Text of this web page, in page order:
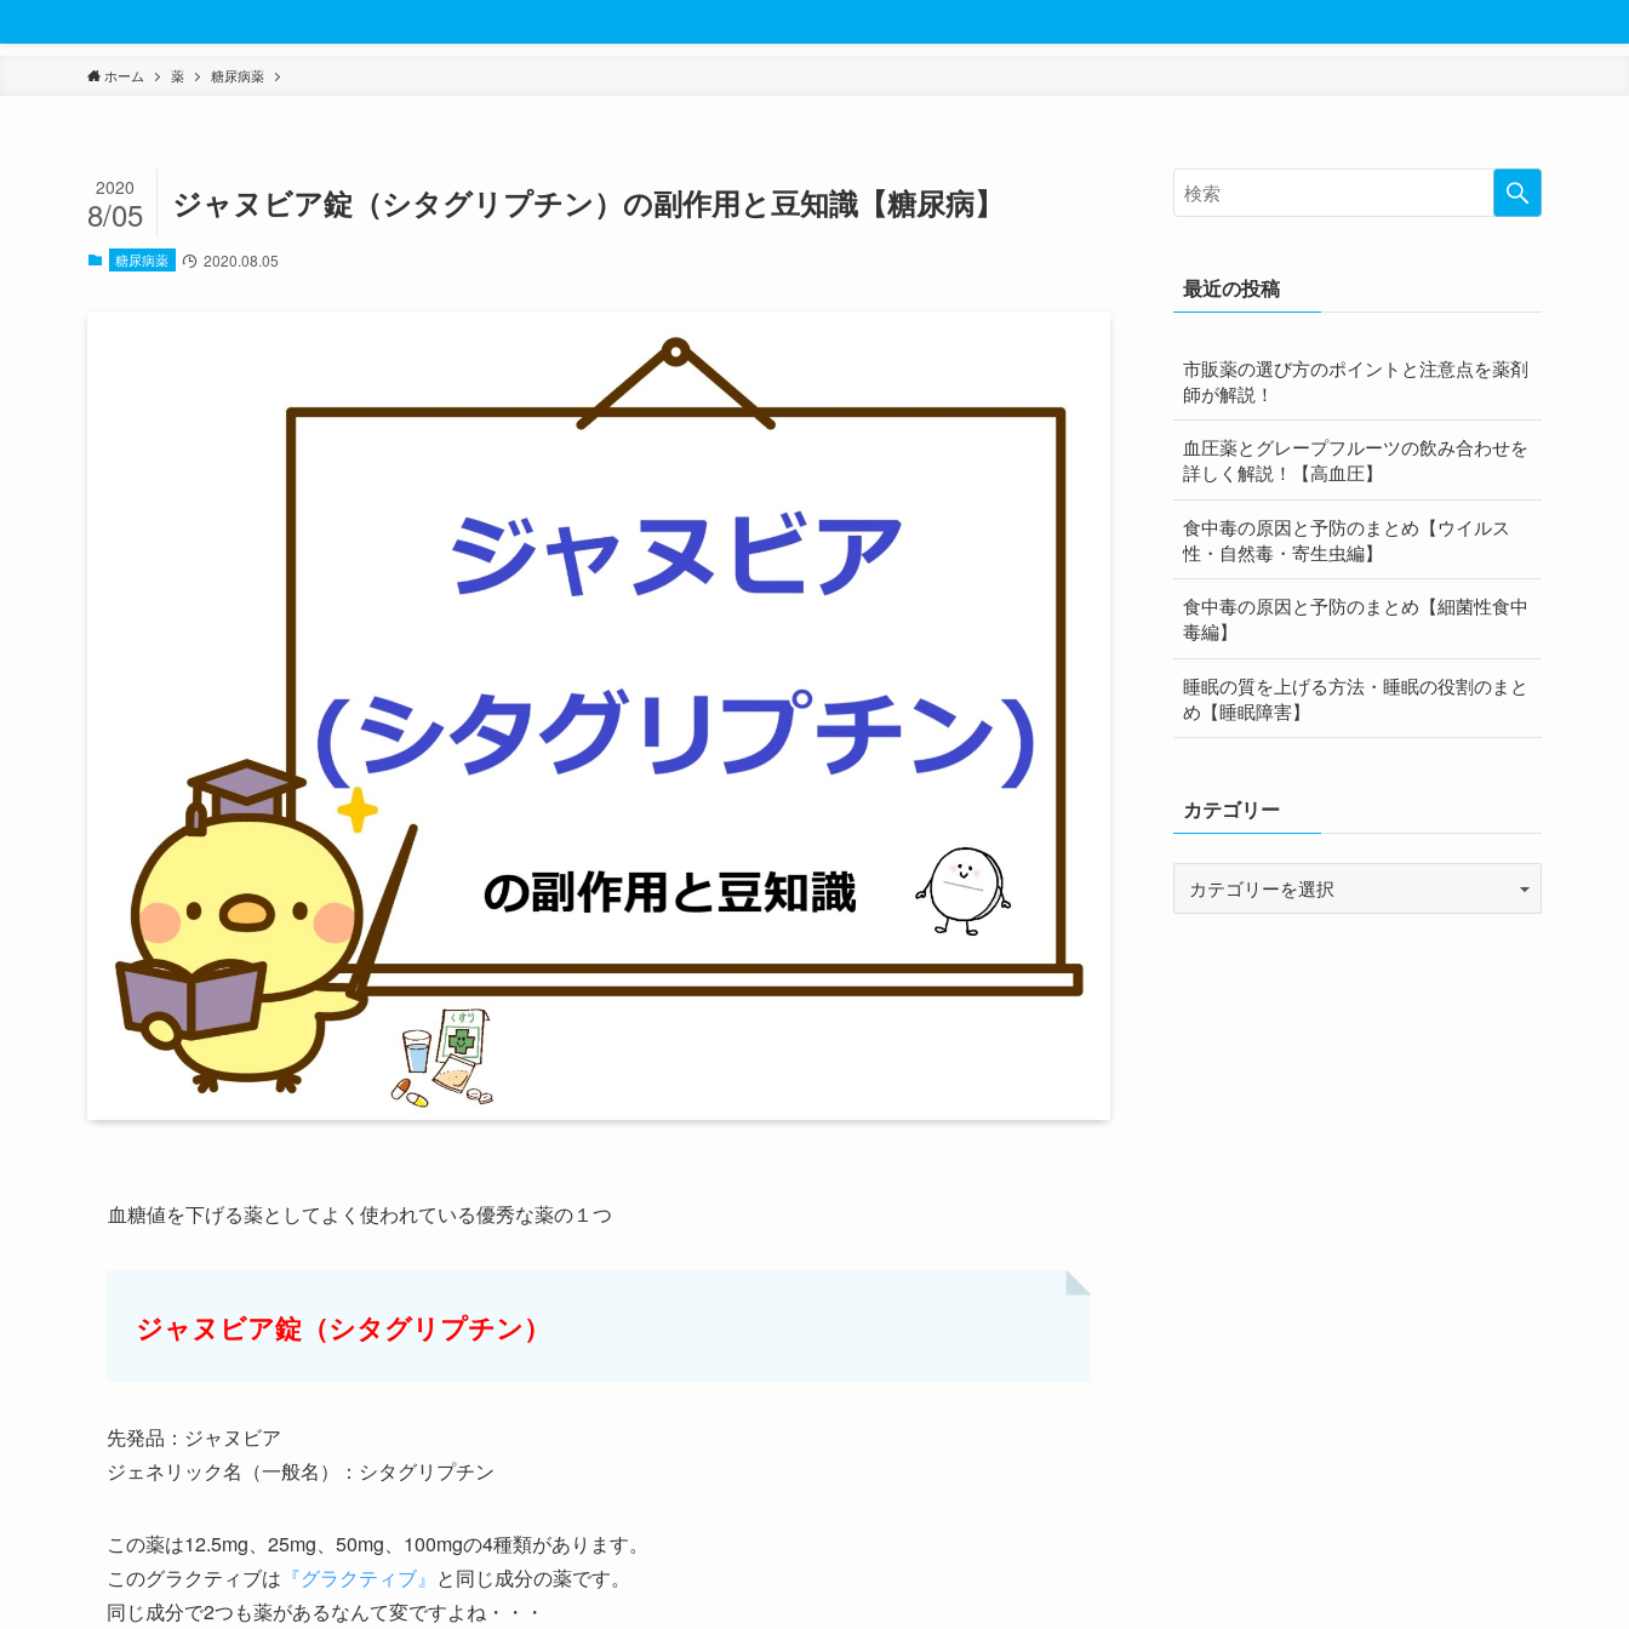
ホーム 薬 糖尿病薬
ジャヌビア錠（シタグリプチン）の副作用と豆知識【糖尿病】
2020
8/05
糖尿病薬 2020.08.05
血糖値を下げる薬としてよく使われている優秀な薬の１つ
ジャヌビア錠（シタグリプチン）
先発品：ジャヌビア
ジェネリック名（一般名）：シタグリプチン
この薬は12.5mg、25mg、50mg、100mgの4種類があります。
このグラクティブは 『グラクティブ』 と同じ成分の薬です。
同じ成分で2つも薬があるなんて変ですよね・・・
最近の投稿
市販薬の選び方のポイントと注意点を薬剤
師が解説！
血圧薬とグレープフルーツの飲み合わせを
詳しく解説！【高血圧】
食中毒の原因と予防のまとめ【ウイルス
性・自然毒・寄生虫編】
食中毒の原因と予防のまとめ【細菌性食中
毒編】
睡眠の質を上げる方法・睡眠の役割のまと
め【睡眠障害】
カテゴリー